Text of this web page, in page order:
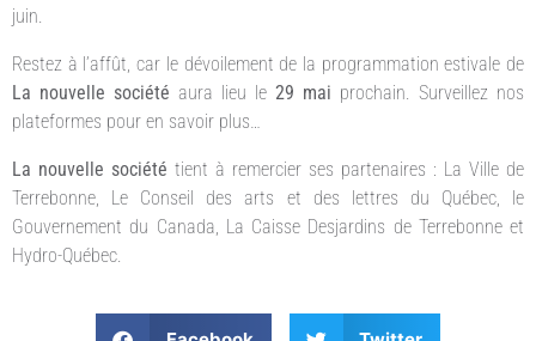
juin.
Restez à l’affût, car le dévoilement de la programmation estivale de
La nouvelle société aura lieu le 29 mai prochain. Surveillez nos
plateformes pour en savoir plus…
La nouvelle société tient à remercier ses partenaires : La Ville de
Terrebonne, Le Conseil des arts et des lettres du Québec, le
Gouvernement du Canada, La Caisse Desjardins de Terrebonne et
Hydro-Québec.